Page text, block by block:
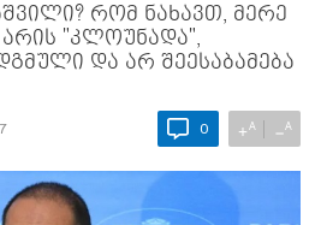
რომ ნახავთ, მერე
"კლოუნადა",
და არ შეესაბამება
0 +A −A